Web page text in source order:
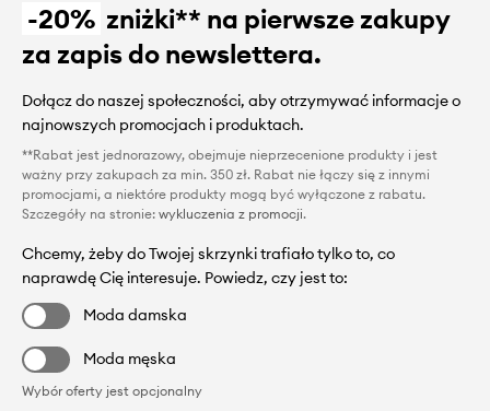
-20% zniżki** na pierwsze zakupy
za zapis do newslettera.
Dołącz do naszej społeczności, aby otrzymywać informacje o
najnowszych promocjach i produktach.
**Rabat jest jednorazowy, obejmuje nieprzecenione produkty i jest
ważny przy zakupach za min. 350 zł. Rabat nie łączy się z innymi
promocjami, a niektóre produkty mogą być wyłączone z rabatu.
Szczegóły na stronie: wykluczenia z promocji.
Chcemy, żeby do Twojej skrzynki trafiało tylko to, co
naprawdę Cię interesuje. Powiedz, czy jest to:
Moda damska
Moda męska
Wybór oferty jest opcjonalny